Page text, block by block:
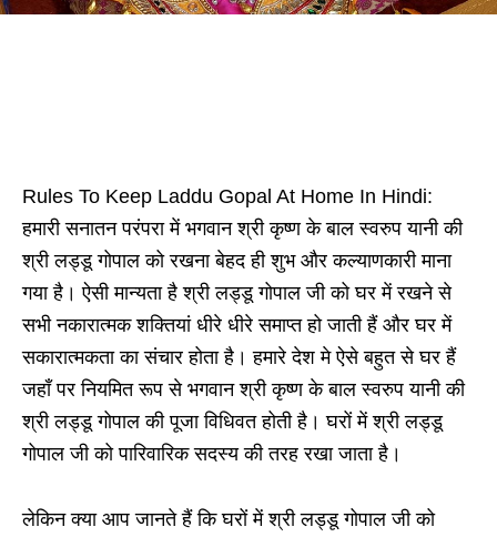
Rules To Keep Laddu Gopal At Home In Hindi:
हमारी सनातन परंपरा में भगवान श्री कृष्ण के बाल स्वरुप यानी की
श्री लड्डू गोपाल को रखना बेहद ही शुभ और कल्याणकारी माना
गया है। ऐसी मान्यता है श्री लड्डू गोपाल जी को घर में रखने से
सभी नकारात्मक शक्तियां धीरे धीरे समाप्त हो जाती हैं और घर में
सकारात्मकता का संचार होता है। हमारे देश मे ऐसे बहुत से घर हैं
जहाँ पर नियमित रूप से भगवान श्री कृष्ण के बाल स्वरुप यानी की
श्री लड्डू गोपाल की पूजा विधिवत होती है। घरों में श्री लड्डू
गोपाल जी को पारिवारिक सदस्य की तरह रखा जाता है।
लेकिन क्या आप जानते हैं कि घरों में श्री लड्डू गोपाल जी को